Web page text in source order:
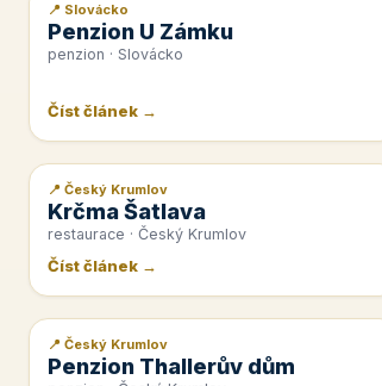
📰 PR článek
📍 Slovácko
Penzion U Zámku
penzion · Slovácko
Číst článek →
📰 PR článek
📍 Český Krumlov
Krčma Šatlava
restaurace · Český Krumlov
Číst článek →
📰 PR článek
📍 Český Krumlov
Penzion Thallerův dům